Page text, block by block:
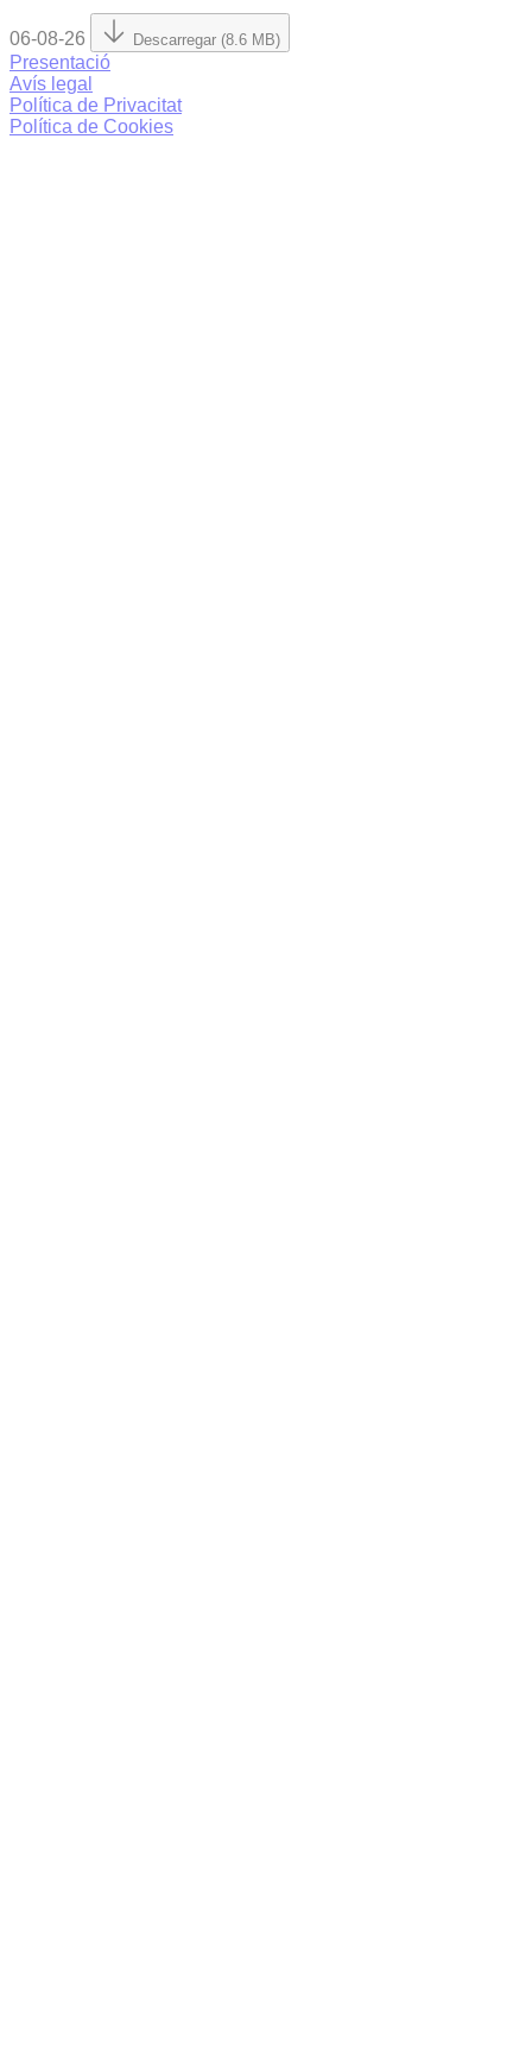
06-08-26 Descarregar (8.6 MB)
Presentació
Avís legal
Política de Privacitat
Política de Cookies